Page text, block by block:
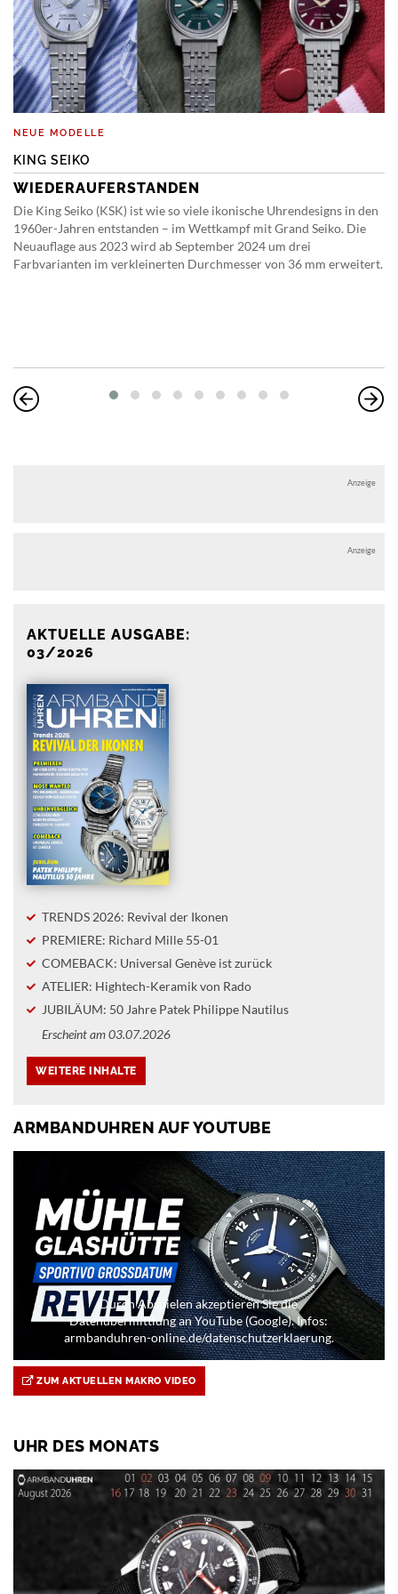
NEUE MODELLE
KING SEIKO
WIEDERAUFERSTANDEN
Die King Seiko (KSK) ist wie so viele ikonische Uhrendesigns in den
1960er-Jahren entstanden – im Wettkampf mit Grand Seiko. Die
Neuauflage aus 2023 wird ab September 2024 um drei
Farbvarianten im verkleinerten Durchmesser von 36 mm erweitert.
Anzeige
Anzeige
AKTUELLE AUSGABE:
03/2026
TRENDS 2026: Revival der Ikonen
PREMIERE: Richard Mille 55-01
COMEBACK: Universal Genève ist zurück
ATELIER: Hightech-Keramik von Rado
JUBILÄUM: 50 Jahre Patek Philippe Nautilus
Erscheint am 03.07.2026
ARMBANDUHREN AUF YOUTUBE
Durch Abspielen akzeptieren Sie die
Datenübermittlung an YouTube (Google). Infos:
armbanduhren-online.de/datenschutzerklaerung.
ZUM AKTUELLEN MAKRO VIDEO
UHR DES MONATS